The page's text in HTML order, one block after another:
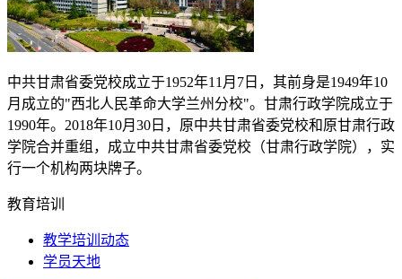
中共甘肃省委党校成立于1952年11月 7 日，其前身是1949年10
月成立的"西北人民革命大学兰州分校"。甘肃行政学院成立于
1990年。 2018年10月 30 日，原中共甘肃省委党校和原甘肃行政
学院合并重组，成立中共甘肃省委党校（甘肃行政学院），实
行一个机构两块牌子。
教育培训
教学培训动态
学员天地